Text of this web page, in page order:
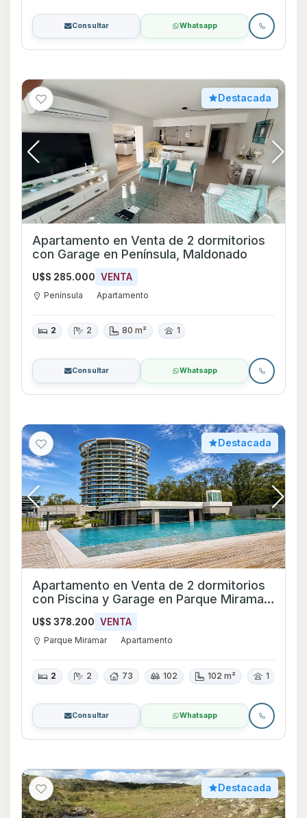
Consultar Whatsapp
Destacada
Apartamento en Venta de 2 dormitorios
con Garage en Península, Maldonado
U$S 285.000 VENTA
Península Apartamento
2 2 80 m² 1
Consultar Whatsapp
Destacada
Apartamento en Venta de 2 dormitorios
con Piscina y Garage en Parque Miramar,
U$S 378.200 VENTA
Parque Miramar Apartamento
2 2 73 102 102 m² 1
Consultar Whatsapp
Destacada